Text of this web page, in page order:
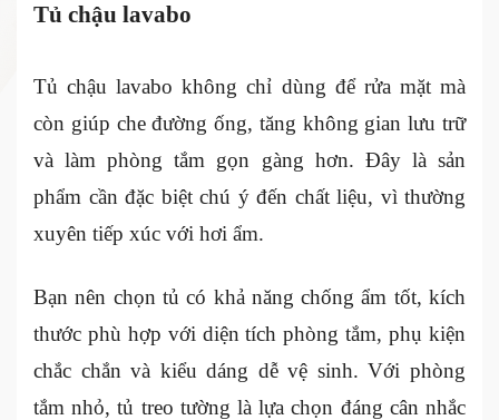
Tủ chậu lavabo
Tủ chậu lavabo không chỉ dùng để rửa mặt mà
còn giúp che đường ống, tăng không gian lưu trữ
và làm phòng tắm gọn gàng hơn. Đây là sản
phẩm cần đặc biệt chú ý đến chất liệu, vì thường
xuyên tiếp xúc với hơi ẩm.
Bạn nên chọn tủ có khả năng chống ẩm tốt, kích
thước phù hợp với diện tích phòng tắm, phụ kiện
chắc chắn và kiểu dáng dễ vệ sinh. Với phòng
tắm nhỏ, tủ treo tường là lựa chọn đáng cân nhắc